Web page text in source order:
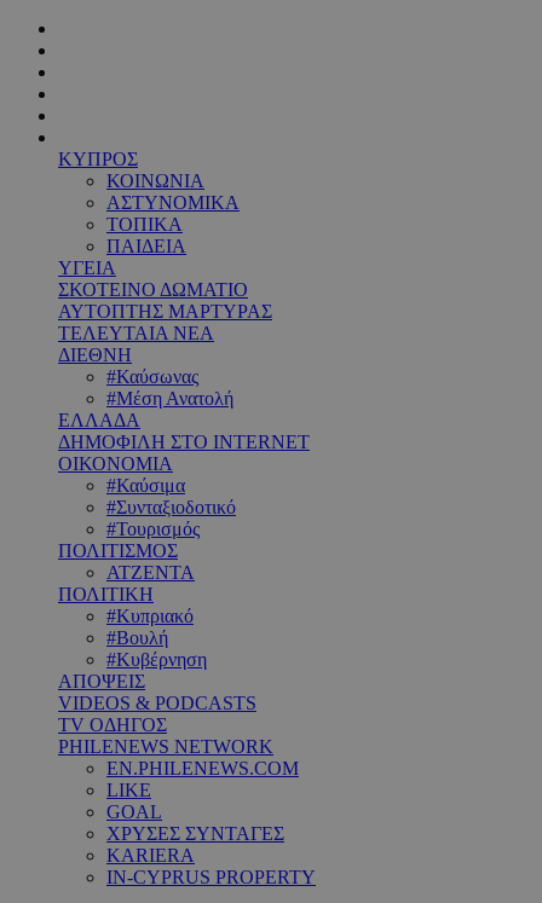
ΚΥΠΡΟΣ
ΚΟΙΝΩΝΙΑ
ΑΣΤΥΝΟΜΙΚΑ
ΤΟΠΙΚΑ
ΠΑΙΔΕΙΑ
ΥΓΕΙΑ
ΣΚΟΤΕΙΝΟ ΔΩΜΑΤΙΟ
ΑΥΤΟΠΤΗΣ ΜΑΡΤΥΡΑΣ
ΤΕΛΕΥΤΑΙΑ ΝΕΑ
ΔΙΕΘΝΗ
#Καύσωνας
#Μέση Ανατολή
ΕΛΛΑΔΑ
ΔΗΜΟΦΙΛΗ ΣΤΟ INTERNET
ΟΙΚΟΝΟΜΙΑ
#Καύσιμα
#Συνταξιοδοτικό
#Τουρισμός
ΠΟΛΙΤΙΣΜΟΣ
ΑΤΖΕΝΤΑ
ΠΟΛΙΤΙΚΗ
#Κυπριακό
#Βουλή
#Κυβέρνηση
ΑΠΟΨΕΙΣ
VIDEOS & PODCASTS
TV ΟΔΗΓΟΣ
PHILENEWS NETWORK
EN.PHILENEWS.COM
LIKE
GOAL
ΧΡΥΣΕΣ ΣΥΝΤΑΓΕΣ
KARIERA
IN-CYPRUS PROPERTY